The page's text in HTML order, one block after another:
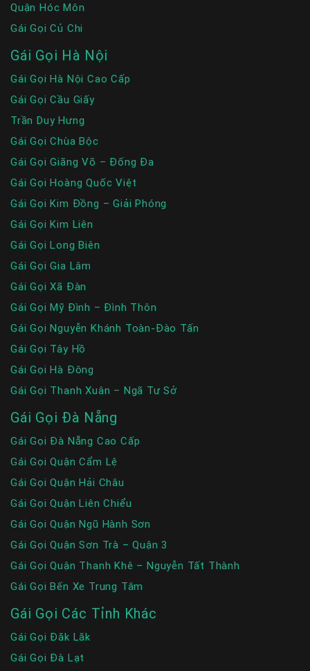
Quận Hóc Môn
Gái Gọi Củ Chi
Gái Gọi Hà Nội
Gái Gọi Hà Nội Cao Cấp
Gái Gọi Cầu Giấy
Trần Duy Hưng
Gái Gọi Chùa Bộc
Gái Gọi Giãng Võ – Đống Đa
Gái Gọi Hoàng Quốc Việt
Gái Gọi Kim Đồng – Giải Phóng
Gái Gọi Kim Liên
Gái Gọi Long Biên
Gái Gọi Gia Lâm
Gái Gọi Xã Đàn
Gái Gọi Mỹ Đình – Đình Thôn
Gái Gọi Nguyễn Khánh Toàn-Đào Tấn
Gái Gọi Tây Hồ
Gái Gọi Hà Đông
Gái Gọi Thanh Xuân – Ngã Tư Sở
Gái Gọi Đà Nẵng
Gái Gọi Đà Nẵng Cao Cấp
Gái Gọi Quận Cẩm Lệ
Gái Gọi Quận Hải Châu
Gái Gọi Quận Liên Chiểu
Gái Gọi Quận Ngũ Hành Sơn
Gái Gọi Quận Sơn Trà – Quận 3
Gái Gọi Quận Thanh Khê – Nguyễn Tất Thành
Gái Gọi Bến Xe Trung Tâm
Gái Gọi Các Tỉnh Khác
Gái Gọi Đăk Lăk
Gái Gọi Đà Lạt